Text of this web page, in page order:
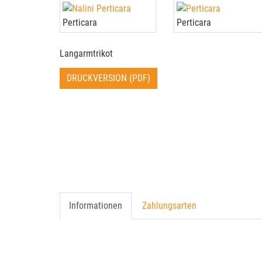
Perticara Perticara
Langarmtrikot
DRUCKVERSION (PDF)
Informationen Zahlungsarten